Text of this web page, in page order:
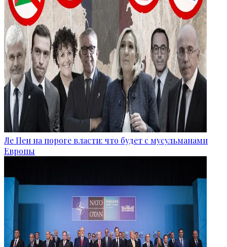
Ле Пен на пороге власти: что будет с мусульманами
Европы